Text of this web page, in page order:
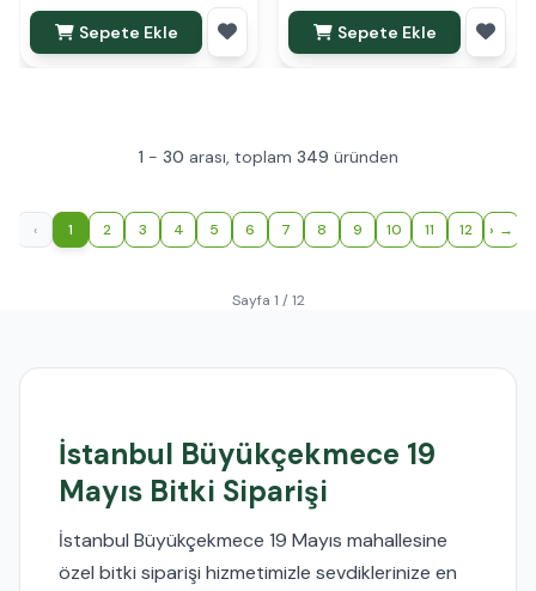
Sepete Ekle Sepete Ekle
1 - 30 arası, toplam 349 üründen
‹ 1 2 3 4 5 6 7 8 9 10 11 12 ›
Sayfa 1 / 12
İstanbul Büyükçekmece 19
Mayıs Bitki Siparişi
İstanbul Büyükçekmece 19 Mayıs mahallesine
özel bitki siparişi hizmetimizle sevdiklerinize en